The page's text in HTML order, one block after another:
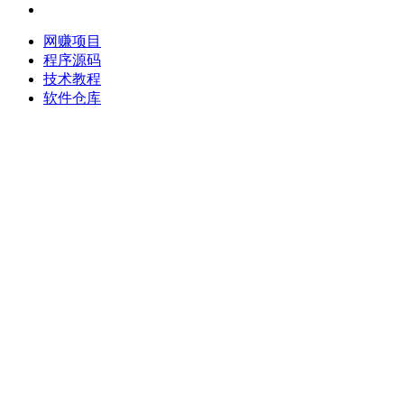
网赚项目
程序源码
技术教程
软件仓库